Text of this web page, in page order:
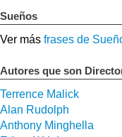
Sueños
Ver más frases de
Autores que son
Terrence Malick
Alan Rudolph
Anthony Minghella